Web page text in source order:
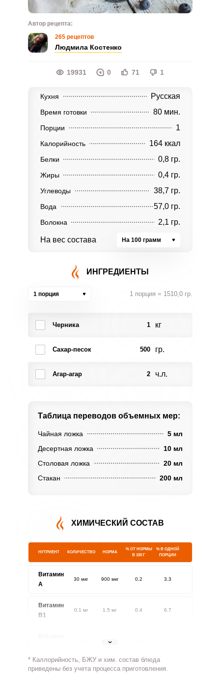
Автор рецепта:
265 рецептов
Людмила Костенко
19931 0 71 1
Кухня Русская
Время готовки 80 мин.
Порции 1
Калорийность 164 ккал
Белки 0,8 гр.
Жиры 0,4 гр.
Углеводы 38,7 гр.
Вода 57,0 гр.
Волокна 2,1 гр.
На вес состава На 100 грамм
ИНГРЕДИЕНТЫ
1 порция 1 порция = 1510,0 гр.
Черника 1 кг
Сахар-песок 500 гр.
Агар-агар 2 ч.л.
Таблица переводов объемных мер:
Чайная ложка
5 мл
Десертная ложка
10 мл
Столовая ложка
20 мл
Стакан
200 мл
ХИМИЧЕСКИЙ СОСТАВ
НУТРИЕНТ КОЛИЧЕСТВО НОРМА
% ОТ НОРМЫ
В 100 Г
% В ОДНОЙ
ПОРЦИИ
Витамин
A
30 мкг 900 мкг 0.2 3.3
Витамин
В1
0.1 мг 1.5 мг 0.4 6.7
1.8 мг
Витамин
66.3 мг 500 мг 0.9 13.3
* Каллорийность, БЖУ и хим. состав блюда
приведены без учета процесса приготовления.